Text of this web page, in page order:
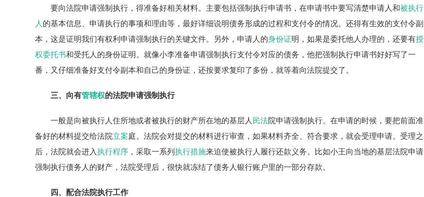
要向法院申请强制执行，得准备好相关材料。主要包括强制执行申请书，在申请书中要写清楚申请人和被执行
人 的基本信息、申请执行的事项和理由等，最好详细说明债务形成的过程和支付令的情况。还得有生效的支付令副
本，这是证明我们有权利申请强制执行的关键文件。另外，申请人的身份证明，如果是委托他人办理的，还要有授
权委托书和受托人的身份证明。就像小李准备申请强制执行支付令对应的债务，他把强制执行申请书好好写了一
番，又仔细准备好支付令副本和自己的身份证，还按要求复印了多份，就等着向法院提交了。
三、向有管辖权的法院申请强制执行
一般是向被执行人住所地或者被执行的财产所在地的基层人 民法院申请强制执行。在申请的时候，要把前面准
备好的材料提交给法院立案庭。法院会对提交的材料进行审查，如果材料齐全、符合要求，就会受理申请。受理之
后，法院就会进入执行程序 ，采取一系列 执行措施来迫使被执行人履行还款义务。比如小王向当地的基层法院申请
强制执行债务人的财产，法院受理后，很快就冻结了债务人银行账户里的一部分存款。
四、配合法院执行工作